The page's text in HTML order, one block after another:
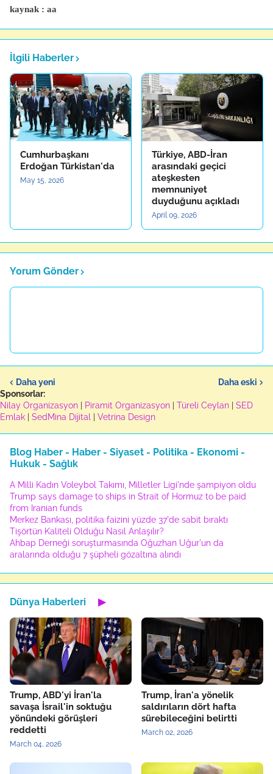
kaynak : aa
İlgili Haberler
Cumhurbaşkanı
Erdoğan Türkistan'da
May 15, 2026
Türkiye, ABD-İran
arasındaki geçici
ateşkesten
memnuniyet
duyduğunu açıkladı
April 09, 2026
Yorum Gönder
Daha yeni
Daha eski
Sponsorlar:
Nilay Organizasyon
Piramit Organizasyon Türeli Ceylan
SED
Emlak
SedMina Dijital Vetrina Design
Blog Haber - Haber - Siyaset - Politika - Ekonomi -
Hukuk - Sağlık
A Milli Kadın Voleybol Takımı, Milletler Ligi'nde şampiyon oldu
Trump says damage to ships in Strait of Hormuz to be paid
from Iranian funds
Merkez Bankası, politika faizini yüzde 37'de sabit bıraktı
Tişörtün Kaliteli Olduğu Nasıl Anlaşılır?
Ahbap Derneği soruşturmasında Oğuzhan Uğur'un da
aralarında olduğu 7 şüpheli gözaltına alındı
Dünya Haberleri ▶
Trump, ABD'yi İran'la
savaşa İsrail'in soktuğu
yönündeki görüşleri
reddetti
March 04, 2026
Trump, İran'a yönelik
saldırıların dört hafta
sürebileceğini belirtti
March 02, 2026